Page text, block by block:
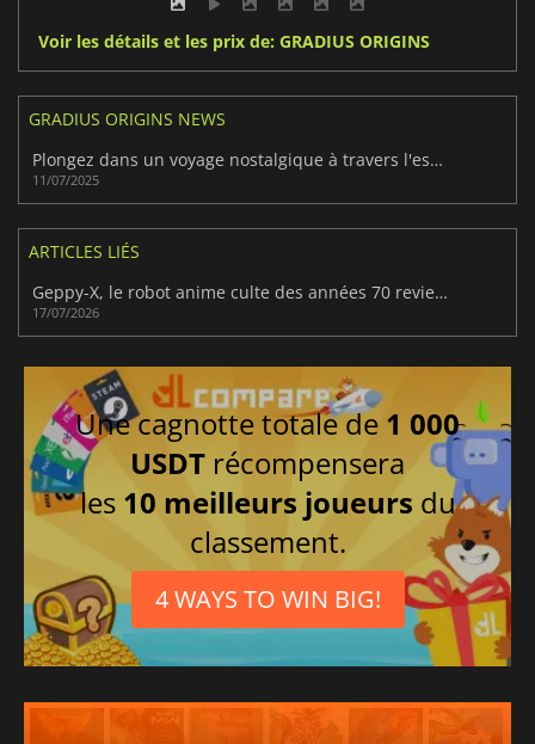
Voir les détails et les prix de: GRADIUS ORIGINS
GRADIUS ORIGINS NEWS
Plongez dans un voyage nostalgique à travers l'espace dans Gradius Origins
11/07/2025
ARTICLES LIÉS
Geppy-X, le robot anime culte des années 70 revient après 27 ans
17/07/2026
Une cagnotte totale de 1 000
USDT récompensera
les 10 meilleurs joueurs du
classement.
4 WAYS TO WIN BIG!